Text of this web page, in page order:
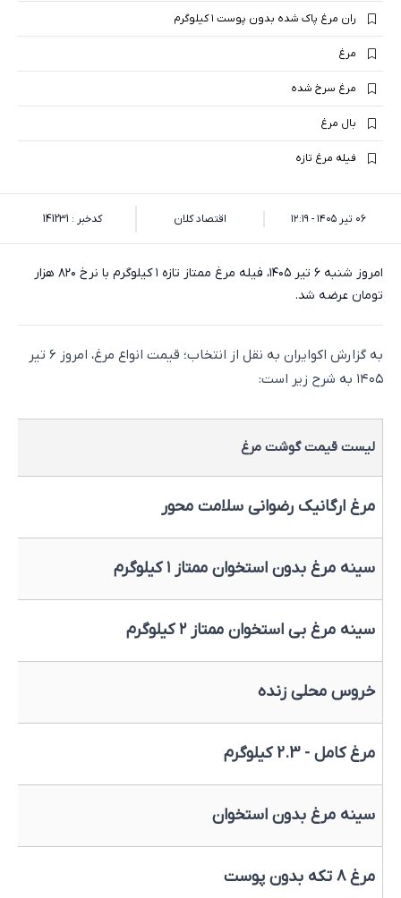
ران مرغ پاک شده بدون پوست ۱ کیلوگرم
مرغ
مرغ سرخ شده
بال مرغ
فیله مرغ تازه
۰۶ تیر ۱۴۰۵ - ۱۲:۱۹ اقتصاد کلان کدخبر : 141231
امروز شنبه ۶ تیر ۱۴۰۵، فیله مرغ ممتاز تازه ۱ کیلوگرم با نرخ ۸۲۰ هزار
تومان عرضه شد.
به گزارش اکوایران به نقل از انتخاب؛ قیمت انواع مرغ، امروز ۶ تیر
۱۴۰۵ به شرح زیر است:
لیست قیمت گوشت مرغ
مرغ ارگانیک رضوانی سلامت محور
سینه مرغ بدون استخوان ممتاز ۱ کیلوگرم
سینه مرغ بی استخوان ممتاز ۲ کیلوگرم
خروس محلی زنده
مرغ کامل - 2.3 کیلوگرم
سینه مرغ بدون استخوان
مرغ ۸ تکه بدون پوست